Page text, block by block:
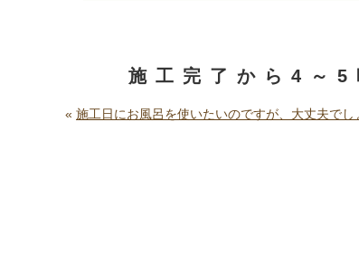
施工完了から4～5
« 施工日にお風呂を使いたいのですが、大丈夫でし